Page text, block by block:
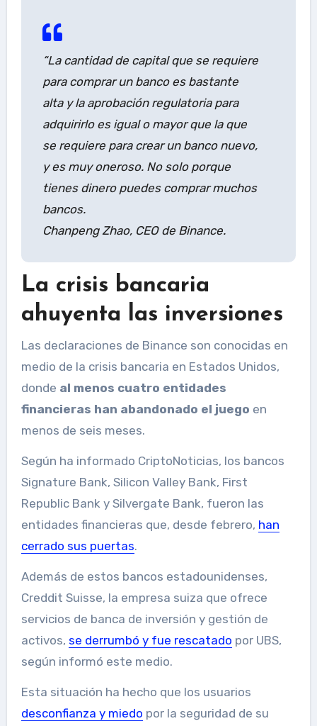
“La cantidad de capital que se requiere
para comprar un banco es bastante
alta y la aprobación regulatoria para
adquirirlo es igual o mayor que la que
se requiere para crear un banco nuevo,
y es muy oneroso. No solo porque
tienes dinero puedes comprar muchos
bancos.
Chanpeng Zhao, CEO de Binance.
La crisis bancaria
ahuyenta las inversiones
Las declaraciones de Binance son conocidas en
medio de la crisis bancaria en Estados Unidos,
donde al menos cuatro entidades
financieras han abandonado el juego en
menos de seis meses.
Según ha informado CriptoNoticias, los bancos
Signature Bank, Silicon Valley Bank, First
Republic Bank y Silvergate Bank, fueron las
entidades financieras que, desde febrero, han
cerrado sus puertas.
Además de estos bancos estadounidenses,
Creddit Suisse, la empresa suiza que ofrece
servicios de banca de inversión y gestión de
activos, se derrumbó y fue rescatado por UBS,
según informó este medio.
Esta situación ha hecho que los usuarios
desconfianza y miedo por la seguridad de su